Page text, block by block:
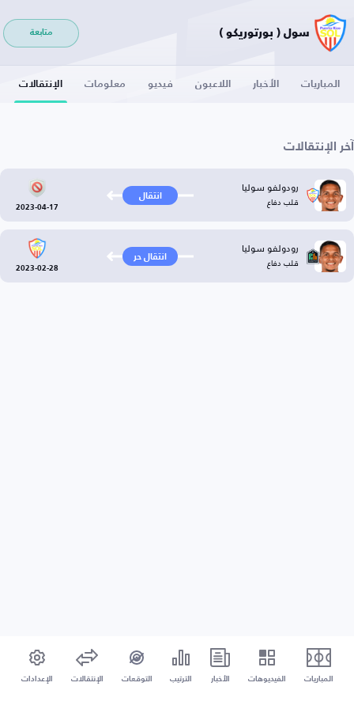
سول ( بورتوريكو ) متابعة
المباريات الأخبار اللاعبون فيديو معلومات الإنتقالات
آخر الإنتقالات
رودولفو سوليا
قلب دفاع انتقال
2023-04-17
رودولفو سوليا
قلب دفاع انتقال حر
2023-02-28
المباريات الفيديوهات الأخبار الترتيب التوقعات الإنتقالات الإعدادات